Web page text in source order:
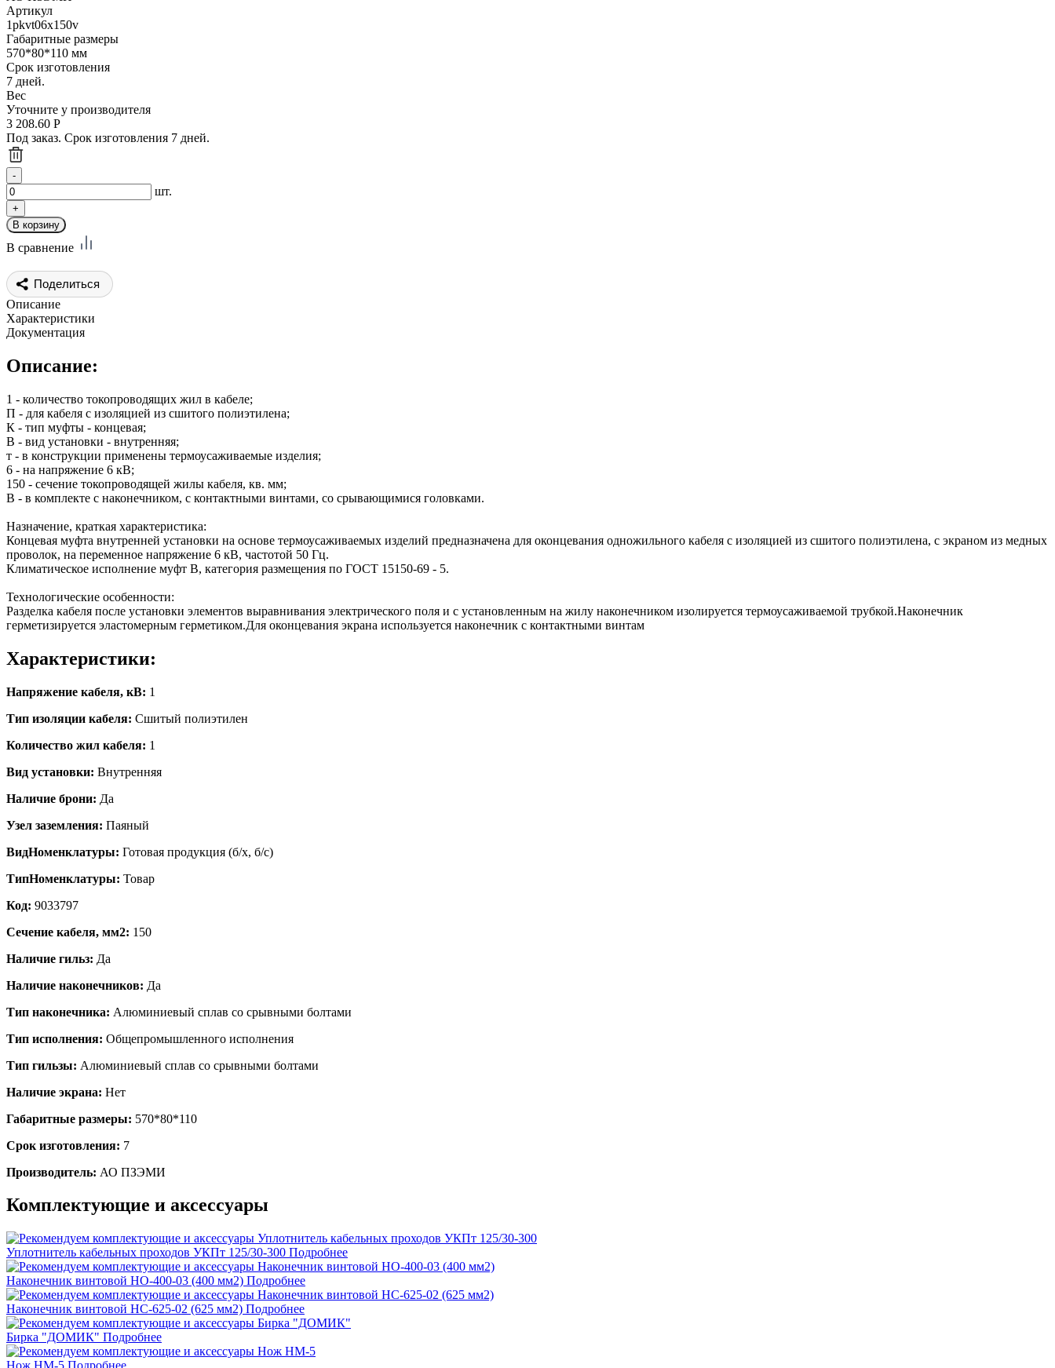
Артикул
1pkvt06x150v
Габаритные размеры
570*80*110 мм
Срок изготовления
7 дней.
Вес
Уточните у производителя
3 208.60 Р
Под заказ. Срок изготовления 7 дней.
шт.
В сравнение
Поделиться
Описание
Характеристики
Документация
Описание:
1 - количество токопроводящих жил в кабеле;
П - для кабеля с изоляцией из сшитого полиэтилена;
К - тип муфты - концевая;
В - вид установки - внутренняя;
т - в конструкции применены термоусаживаемые изделия;
6 - на напряжение 6 кВ;
150 - сечение токопроводящей жилы кабеля, кв. мм;
В - в комплекте с наконечником, с контактными винтами, со срывающимися головками.
Назначение, краткая характеристика:
Концевая муфта внутренней установки на основе термоусаживаемых изделий предназначена для оконцевания одножильного кабеля с изоляцией из сшитого полиэтилена, с экраном из медных
проволок, на переменное напряжение 6 кВ, частотой 50 Гц.
Климатическое исполнение муфт В, категория размещения по ГОСТ 15150-69 - 5.
Технологические особенности:
Разделка кабеля после установки элементов выравнивания электрического поля и с установленным на жилу наконечником изолируется термоусаживаемой трубкой.Наконечник
герметизируется эластомерным герметиком.Для оконцевания экрана используется наконечник с контактными винтам
Характеристики:
Напряжение кабеля, кВ: 1
Тип изоляции кабеля: Сшитый полиэтилен
Количество жил кабеля: 1
Вид установки: Внутренняя
Наличие брони: Да
Узел заземления: Паяный
ВидНоменклатуры: Готовая продукция (б/х, б/с)
ТипНоменклатуры: Товар
Код: 9033797
Сечение кабеля, мм2: 150
Наличие гильз: Да
Наличие наконечников: Да
Тип наконечника: Алюминиевый сплав со срывными болтами
Тип исполнения: Общепромышленного исполнения
Тип гильзы: Алюминиевый сплав со срывными болтами
Наличие экрана: Нет
Габаритные размеры: 570*80*110
Срок изготовления: 7
Производитель: АО ПЗЭМИ
Комплектующие и аксессуары
Уплотнитель кабельных проходов УКПт 125/30-300 Подробнее
Наконечник винтовой НО-400-03 (400 мм2) Подробнее
Наконечник винтовой НС-625-02 (625 мм2) Подробнее
Бирка "ДОМИК" Подробнее